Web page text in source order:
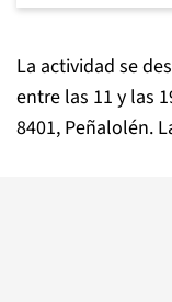
La actividad se
entre las 11 y las
8401, Peñalolén.